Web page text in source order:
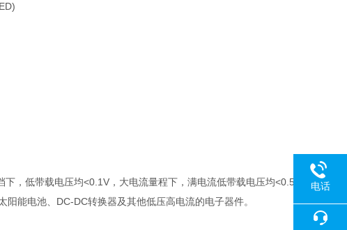
下，低带载电压均<0.1V ，大电流量程下，满电流低带载电压均<0.5
阳能电池、 DC-DC转换器及其他低压高电流的电子器件。
电话